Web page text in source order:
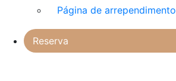
Página de arrependimento
Reserva